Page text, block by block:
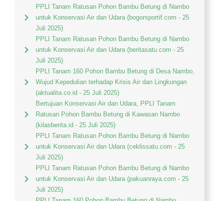
PPLI Tanam Ratusan Pohon Bambu Betung di Nambo
untuk Konservasi Air dan Udara (bogorsportif.com - 25
Juli 2025)
PPLI Tanam Ratusan Pohon Bambu Betung di Nambo
untuk Konservasi Air dan Udara (beritasatu.com - 25
Juli 2025)
PPLI Tanam 160 Pohon Bambu Betung di Desa Nambo,
Wujud Kepedulian terhadap Krisis Air dan Lingkungan
(aktualita.co.id - 25 Juli 2025)
Bertujuan Konservasi Air dan Udara, PPLI Tanam
Ratusan Pohon Bambu Betung di Kawasan Nambo
(kilasberita.id - 25 Juli 2025)
PPLI Tanam Ratusan Pohon Bambu Betung di Nambo
untuk Konservasi Air dan Udara (ceklissatu.com - 25
Juli 2025)
PPLI Tanam Ratusan Pohon Bambu Betung di Nambo
untuk Konservasi Air dan Udara (pakuanraya.com - 25
Juli 2025)